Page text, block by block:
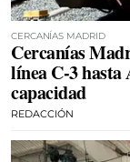
CERCANÍAS MADRID
Cercanías
línea C-3
capacidad
REDACCIÓN